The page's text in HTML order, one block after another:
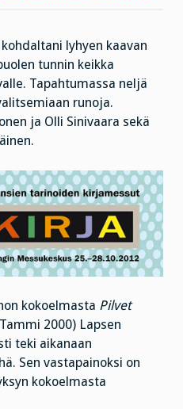
lyhyen kaavan
tunnin keikka
Tapahtumassa neljä
runoja.
ja Olli Sinivaara sekä
kokoelmasta Pilvet
2000) Lapsen
teki aikanaan
Sen vastapainoksi on
kokoelmasta